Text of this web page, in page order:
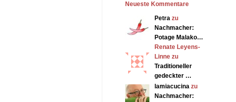
Neueste Kommentare
Petra zu
Nachmacher:
Potage Malako…
Renate Leyens-
Linne zu
Traditioneller
gedeckter …
lamiacucina zu
Nachmacher: